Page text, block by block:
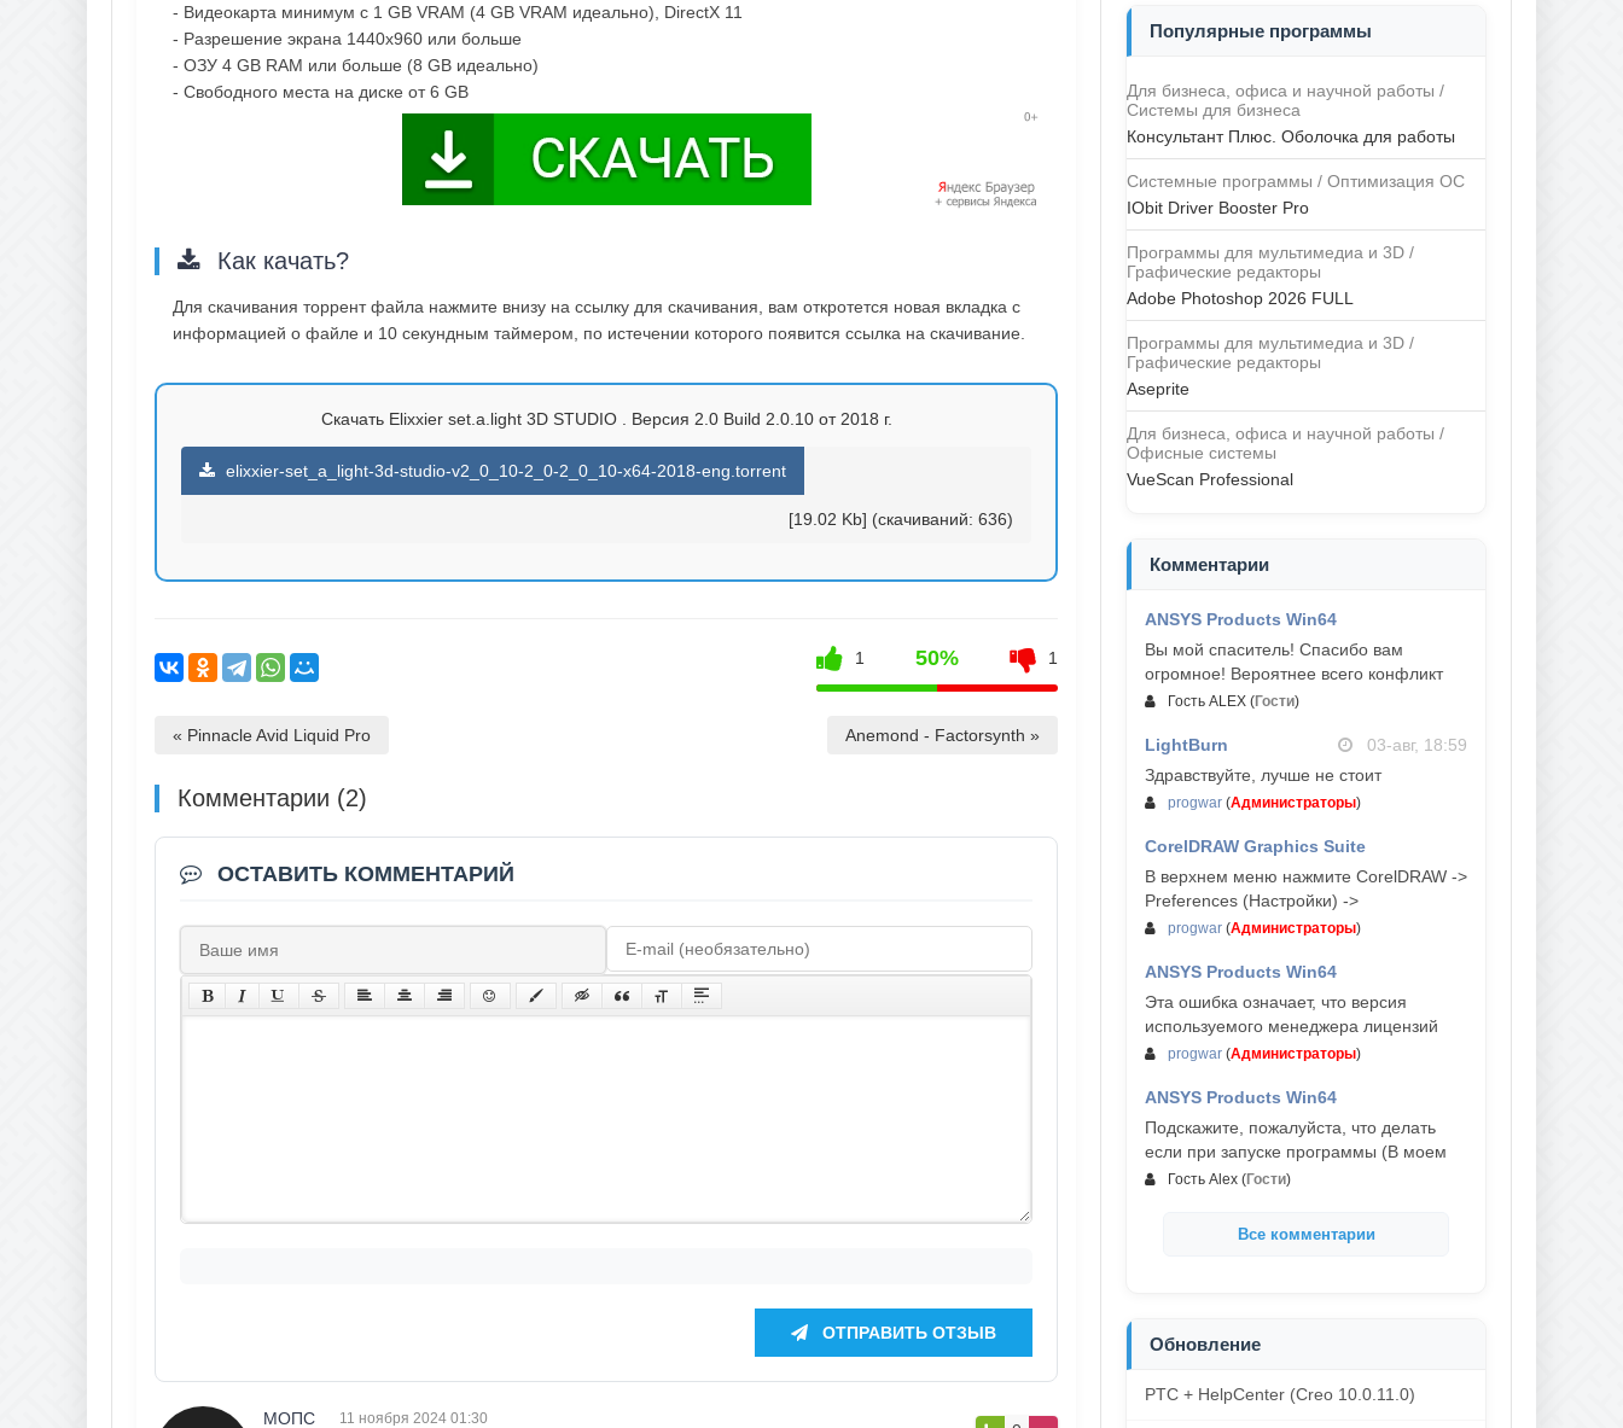
- Видеокарта минимум с 1 GB VRAM (4 GB VRAM идеально), DirectX 11
- Разрешение экрана 1440x960 или больше
- ОЗУ 4 GB RAM или больше (8 GB идеально)
- Свободного места на диске от 6 GB
Как качать?
Для скачивания торрент файла нажмите внизу на ссылку для скачивания, вам откротется новая вкладка с
информацией о файле и 10 секундным таймером, по истечении которого появится ссылка на скачивание.
Скачать Elixxier set.a.light 3D STUDIO . Версия 2.0 Build 2.0.10 от 2018 г.
elixxier-set_a_light-3d-studio-v2_0_10-2_0-2_0_10-x64-2018-eng.torrent
[19.02 Kb] (cкачиваний: 636)
1 50% 1
« Pinnacle Avid Liquid Pro Anemond - Factorsynth »
Комментарии (2)
ОСТАВИТЬ КОММЕНТАРИЙ
ОТПРАВИТЬ ОТЗЫВ
МОПС 11 ноября 2024 01:30
Популярные программы
Для бизнеса, офиса и научной работы /
Системы для бизнеса
Консультант Плюс. Оболочка для работы
Системные программы / Оптимизация ОС
IObit Driver Booster Pro
Программы для мультимедиа и 3D /
Графические редакторы
Adobe Photoshop 2026 FULL
Программы для мультимедиа и 3D /
Графические редакторы
Aseprite
Для бизнеса, офиса и научной работы /
Офисные системы
VueScan Professional
Комментарии
ANSYS Products Win64
Вы мой спаситель! Спасибо вам
огромное! Вероятнее всего конфликт
Гость ALEX (Гости)
LightBurn
03-авг, 18:59
Здравствуйте, лучше не стоит
progwar (Администраторы)
CorelDRAW Graphics Suite
03-авг, 18:58
В верхнем меню нажмите CorelDRAW ->
Preferences (Настройки) ->
progwar (Администраторы)
ANSYS Products Win64
Эта ошибка означает, что версия
используемого менеджера лицензий
progwar (Администраторы)
ANSYS Products Win64
Подскажите, пожалуйста, что делать
если при запуске программы (В моем
Гость Alex (Гости)
Все комментарии
Обновление
PTC + HelpCenter (Creo 10.0.11.0)